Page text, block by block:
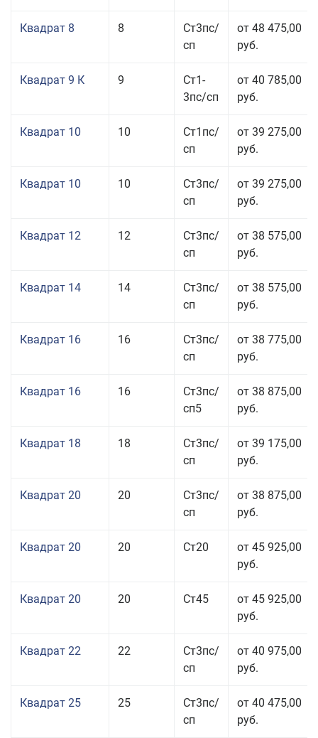
Квадрат 8 8
Ст3пс/
сп
от 48 475,00
руб.
Квадрат 9 К 9
Ст1-
3пс/сп
от 40 785,00
руб.
Квадрат 10 10
Ст1пс/
сп
от 39 275,00
руб.
Квадрат 10 10
Ст3пс/
сп
от 39 275,00
руб.
Квадрат 12 12
Ст3пс/
сп
от 38 575,00
руб.
Квадрат 14 14
Ст3пс/
сп
от 38 575,00
руб.
Квадрат 16 16
Ст3пс/
сп
от 38 775,00
руб.
Квадрат 16 16
Ст3пс/
сп5
от 38 875,00
руб.
Квадрат 18 18
Ст3пс/
сп
от 39 175,00
руб.
Квадрат 20 20
Ст3пс/
сп
от 38 875,00
руб.
Квадрат 20 20 Ст20
от 45 925,00
руб.
Квадрат 20 20 Ст45
от 45 925,00
руб.
Квадрат 22 22
Ст3пс/
сп
от 40 975,00
руб.
Квадрат 25 25
Ст3пс/
сп
от 40 475,00
руб.